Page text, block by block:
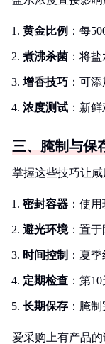
黄金比例 ：每
煮沸杀菌 ：将
增香技巧 ：可
浓度测试 ：新
三、腌制与保
掌握这些技巧让咸
密封容器 ：使
避光环境：置于
时间控制 ：夏
定期检查 ：第
长期保存 ：腌
爱采购上有产品